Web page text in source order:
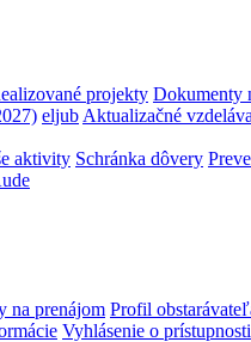
projekty Dokumenty
eljub Aktualizačné
aktivity Schránka dôvery
na prenájom Profil
Vyhlásenie o prístupnosti